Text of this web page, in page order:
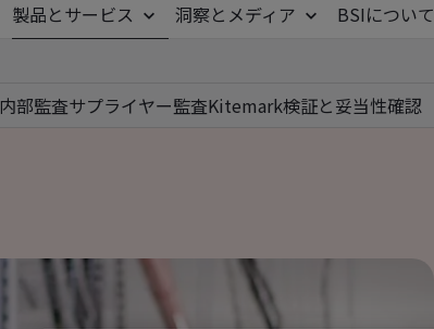
製品とサービス 洞察とメディア
BSIについて
内部監査サプライヤー監査Kitemark検証と妥当性確認